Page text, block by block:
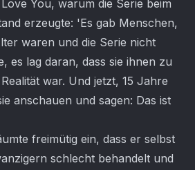
You, warum die Serie beim
erzeugte: 'Es gab Menschen,
waren und die Serie nicht
es lag daran, dass sie ihnen zu
war. Und jetzt, 15 Jahre
anschauen und sagen: Das ist
freimütig ein, dass er selbst
schlecht behandelt und